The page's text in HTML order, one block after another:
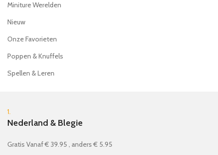
Miniture Werelden
Nieuw
Onze Favorieten
Poppen & Knuffels
Spellen & Leren
1.
Nederland & Blegie
Gratis Vanaf € 39.95 , anders € 5.95